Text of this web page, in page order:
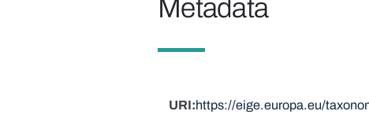
Metadata
URI https://eige.europa.eu/